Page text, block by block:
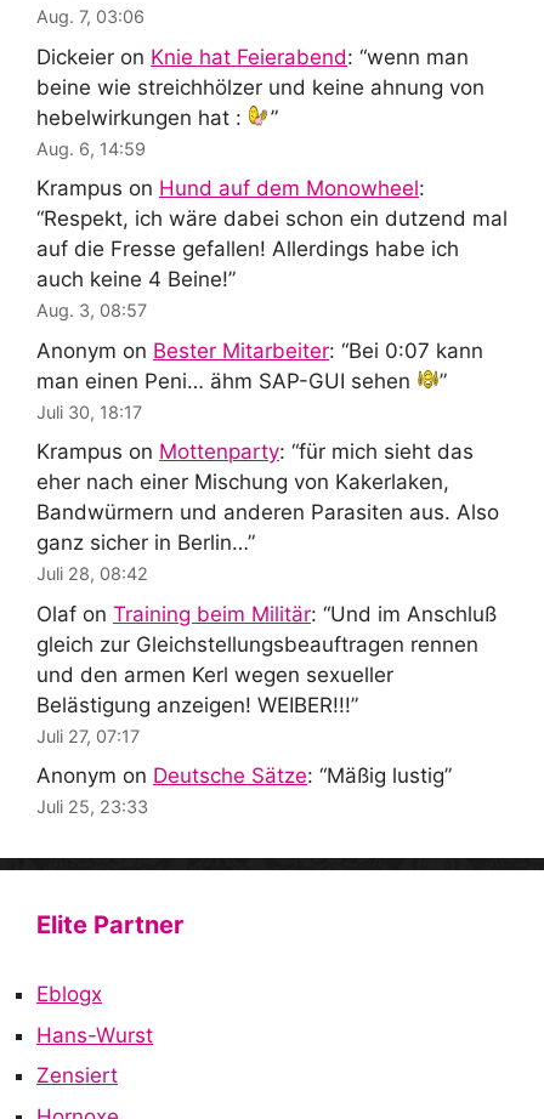
Aug. 7, 03:06
Dickeier on Knie hat Feierabend: “wenn man
beine wie streichhölzer und keine ahnung von
hebelwirkungen hat :
”
Aug. 6, 14:59
Krampus on Hund auf dem Monowheel:
“Respekt, ich wäre dabei schon ein dutzend mal
auf die Fresse gefallen! Allerdings habe ich
auch keine 4 Beine!”
Aug. 3, 08:57
Anonym on Bester Mitarbeiter: “Bei 0:07 kann
man einen Peni… ähm SAP-GUI sehen
”
Juli 30, 18:17
Krampus on Mottenparty: “für mich sieht das
eher nach einer Mischung von Kakerlaken,
Bandwürmern und anderen Parasiten aus. Also
ganz sicher in Berlin…”
Juli 28, 08:42
Olaf on Training beim Militär: “Und im Anschluß
gleich zur Gleichstellungsbeauftragen rennen
und den armen Kerl wegen sexueller
Belästigung anzeigen! WEIBER!!!”
Juli 27, 07:17
Anonym on Deutsche Sätze: “Mäßig lustig”
Juli 25, 23:33
Elite Partner
Eblogx
Hans-Wurst
Zensiert